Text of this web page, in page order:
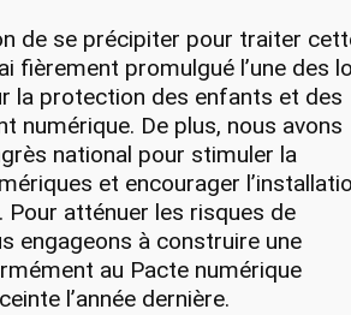
de se précipiter pour traiter
fièrement promulgué l’une des
la protection des enfants et des
numérique. De plus, nous avons
national pour stimuler la
et encourager
Pour atténuer les risques de
engageons à construire une
au Pacte numérique
l’année dernière.